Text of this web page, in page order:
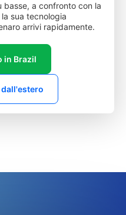
basse, a confronto con la
sua tecnologia
arrivi rapidamente.
in Brazil
dall'estero